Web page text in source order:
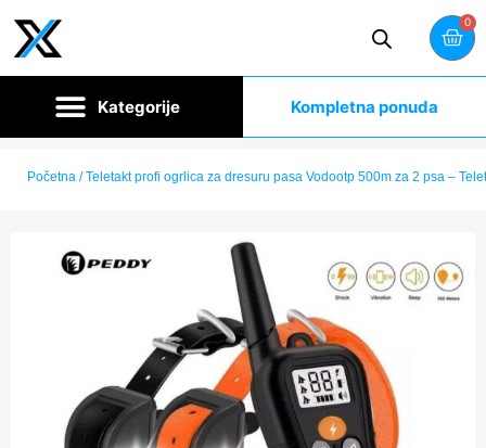
0
Kompletna ponuda
Početna / Teletakt profi ogrlica za dresuru pasa Vodootp 500m za 2 psa –